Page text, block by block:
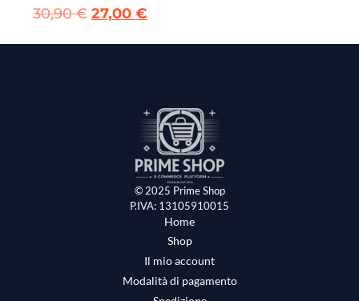
30,90€ 27,00 €
© 2025 Prime Shop
P.IVA: 13105910015
Home
Shop
Il mio account
Modalità di pagamento